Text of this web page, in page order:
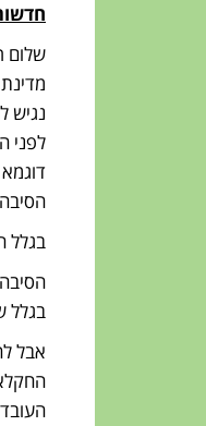
שלום
נגיש
לפני
בגלל
בגלל
אבל